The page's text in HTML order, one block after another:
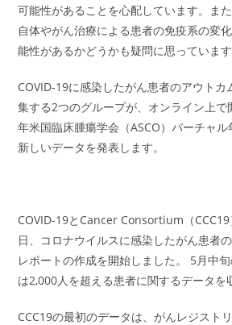
可能性があることを心配しています。ま
自体やがん治療による患者の免疫系の変
能性があるかどうかも疑問に思っています
COVID-19に感染したがん患者のアウトカ
集する2つのグループが、オンライン上
年米国臨床腫瘍学会（ASCO）バーチャ
新しいデータを発表します。
COVID-19とCancer Consortium（
日、コロナウイルスに感染したがん患者
レポートの作成を開始しました。 5月中
は2,000人を超える患者に関するデータを
CCC19の最初のデータは、がんレジスト